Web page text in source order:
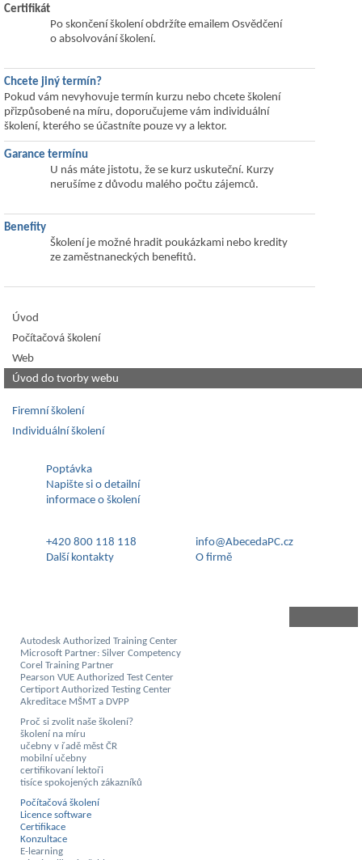
Certifikát
Po skončení školení obdržíte emailem Osvědčení
o absolvování školení.
Chcete jiný termín?
Pokud vám nevyhovuje termín kurzu nebo chcete školení
přizpůsobené na míru, doporučujeme vám individuální
školení, kterého se účastníte pouze vy a lektor.
Garance termínu
U nás máte jistotu, že se kurz uskuteční. Kurzy
nerušíme z důvodu malého počtu zájemců.
Benefity
Školení je možné hradit poukázkami nebo kredity
ze zaměstnaneckých benefitů.
Úvod
Počítačová školení
Web
Úvod do tvorby webu
Firemní školení
Individuální školení
Poptávka
Napište si o detailní
informace o školení
+420 800 118 118
info@AbecedaPC.cz
Další kontakty
O firmě
Autodesk Authorized Training Center
Microsoft Partner: Silver Competency
Corel Training Partner
Pearson VUE Authorized Test Center
Certiport Authorized Testing Center
Akreditace MŠMT a DVPP
Proč si zvolit naše školení?
školení na míru
učebny v řadě měst ČR
mobilní učebny
certifikovaní lektoři
tisíce spokojených zákazníků
Počítačová školení
Licence software
Certifikace
Konzultace
E-learning